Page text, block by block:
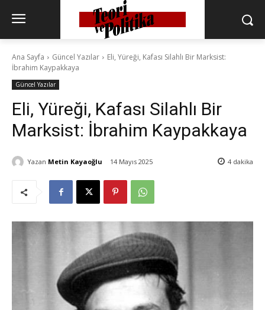
Ana Sayfa Güncel Yazılar
Eli, Yüreği, Kafası Silahlı Bir Marksist:
İbrahim Kaypakkaya
Güncel Yazılar
Eli, Yüreği, Kafası Silahlı Bir
Marksist: İbrahim Kaypakkaya
Yazan Metin Kayaoğlu 14 Mayıs 2025 4 dakika